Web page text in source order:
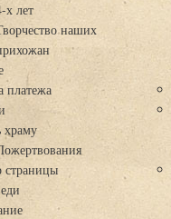
х лет
наших
платежа